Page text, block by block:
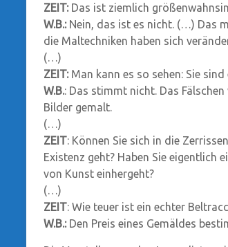
ZEIT:Das ist ziemlich
W.B.: Nein, das ist es nicht. (…) Das
die Maltechniken haben sich
(…)
ZEIT: Man kann es so sehen: Sie
W.B.: Das stimmt nicht. Das
Bilder gemalt.
(…)
ZEIT: Können Sie sich in die
Existenz geht? Haben Sie eigentlich
von Kunst einhergeht?
(…)
ZEIT: Wie teuer ist ein echter
W.B.:Den Preis eines Gemäldes